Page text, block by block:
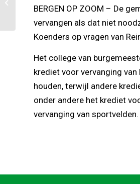
BERGEN OP ZOOM – De
vervangen als dat niet
Koenders op vragen van
Het college van
krediet voor vervanging
houden, terwijl andere
onder andere het krediet
vervanging van sportvelden.
meubilair in
gemeentehuis